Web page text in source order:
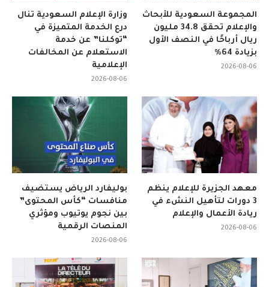
وزارة الإعلام السعودية تنال
درع الخدمة المتميزة في
“توكلنا” عن خدمة
الاستعلام عن المخالفات
الإعلامية
2026-08-06
المجموعة السعودية للأبحاث
والإعلام تحقق 34.8 مليون
ريال أرباحًا في النصف الأول
بزيادة 64%
2026-08-06
بوليفارد الرياض يستضيف
منافسات “كأس المحتوى”
بين نجوم يوتيوب ومؤثري
المنصات الرقمية
2026-08-06
معهد الجزيرة للإعلام ينظم
3 دورات لتأهيل النشء في
ريادة الأعمال والإعلام
2026-08-06